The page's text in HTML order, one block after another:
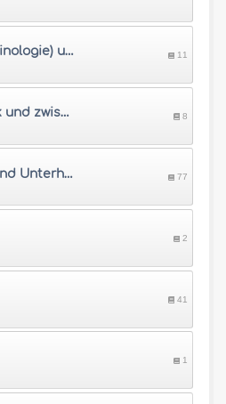
Dschinayât (Kriminologie) und islâmisches Rechtssystem 11
Islâmische Politik und zwischenstaatliche Beziehungen 8
Medizin, Kultur und Unterhaltung 77
2
41
1